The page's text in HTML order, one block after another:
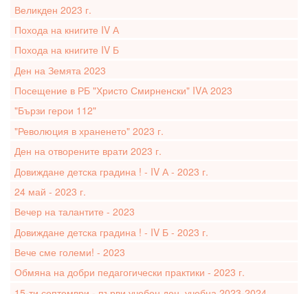
Великден 2023 г.
Похода на книгите IV А
Похода на книгите IV Б
Ден на Земята 2023
Посещение в РБ "Христо Смирненски" IVА 2023
"Бързи герои 112"
"Революция в храненето" 2023 г.
Ден на отворените врати 2023 г.
Довиждане детска градина ! - IV А - 2023 г.
24 май - 2023 г.
Вечер на талантите - 2023
Довиждане детска градина ! - IV Б - 2023 г.
Вече сме големи! - 2023
Обмяна на добри педагогически практики - 2023 г.